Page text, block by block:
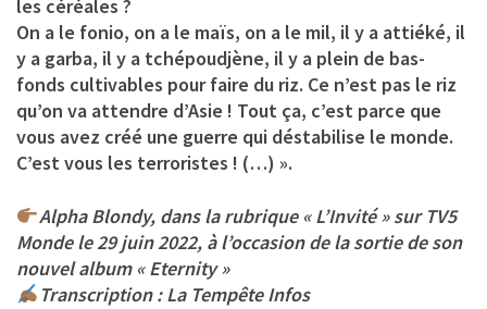
les céréales ?
On a le fonio, on a le maïs, on a le mil, il y a attiéké, il
y a garba, il y a tchépoudjène, il y a plein de bas-
fonds cultivables pour faire du riz. Ce n’est pas le riz
qu’on va attendre d’Asie ! Tout ça, c’est parce que
vous avez créé une guerre qui déstabilise le monde.
C’est vous les terroristes ! (…) ».
Alpha Blondy, dans la rubrique « L’Invité » sur TV5
Monde le 29 juin 2022, à l’occasion de la sortie de son
nouvel album « Eternity »
Transcription : La Tempête Infos